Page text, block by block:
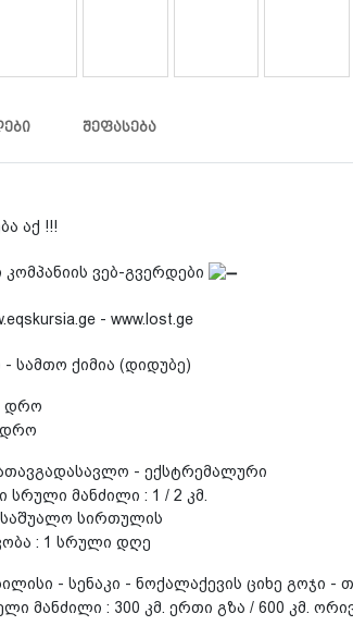
ᲨᲔᲤᲐᲡᲔᲑᲐ
აქ !!!
ვებ-გვერდები
- www.lost.ge
სამთო ქიმია (დიდუბე)
დრო
დრო
- ექსტრემალური
მანძილი : 1 / 2 კმ.
სირთულის
: 1 სრული დღე
- სენაკი - ნოქალაქევის ციხე გოჯი -
მანძილი : 300 კმ. ერთი გზა / 600 კმ.